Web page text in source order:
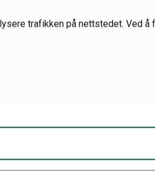
trafikken på nettstedet. Ved å